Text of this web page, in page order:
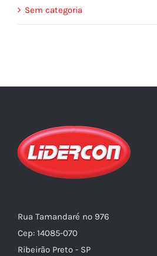
Sem categoria
Rua Tamandaré nº 976
Cep: 14085-070
Ribeirão Preto - SP